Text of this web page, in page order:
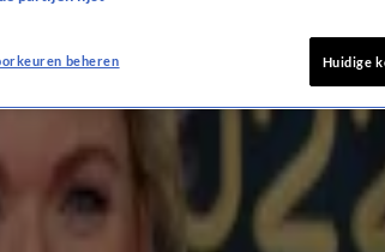
beheren Huidige